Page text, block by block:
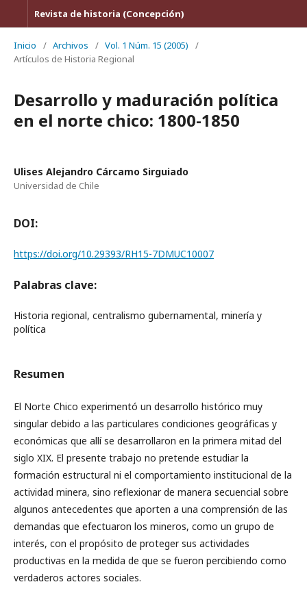
Revista de historia (Concepción)
Inicio / Archivos / Vol. 1 Núm. 15 (2005)
/
Artículos de Historia Regional
Desarrollo y maduración política
en el norte chico: 1800-1850
Ulises Alejandro Cárcamo Sirguiado
Universidad de Chile
DOI:
https://doi.org/10.29393/RH15-7DMUC10007
Palabras clave:
Historia regional, centralismo gubernamental, minería y
política
Resumen
El Norte Chico experimentó un desarrollo histórico muy
singular debido a las particulares condiciones geográficas y
económicas que allí se desarrollaron en la primera mitad del
siglo XIX. El presente trabajo no pretende estudiar la
formación estructural ni el comportamiento institucional de la
actividad minera, sino reflexionar de manera secuencial sobre
algunos antecedentes que aporten a una comprensión de las
demandas que efectuaron los mineros, como un grupo de
interés, con el propósito de proteger sus actividades
productivas en la medida de que se fueron percibiendo como
verdaderos actores sociales.